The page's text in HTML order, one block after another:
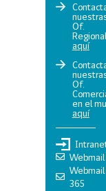
Of.
aquí
Of.
en el
aquí
Webmail
Webmail
365